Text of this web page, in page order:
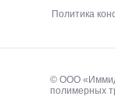
© ООО
полимерных
Политика